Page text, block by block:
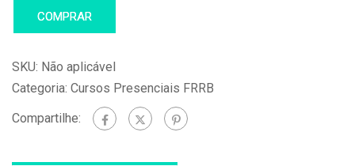
COMPRAR
SKU: Não aplicável
Categoria: Cursos Presenciais FRRB
Compartilhe: